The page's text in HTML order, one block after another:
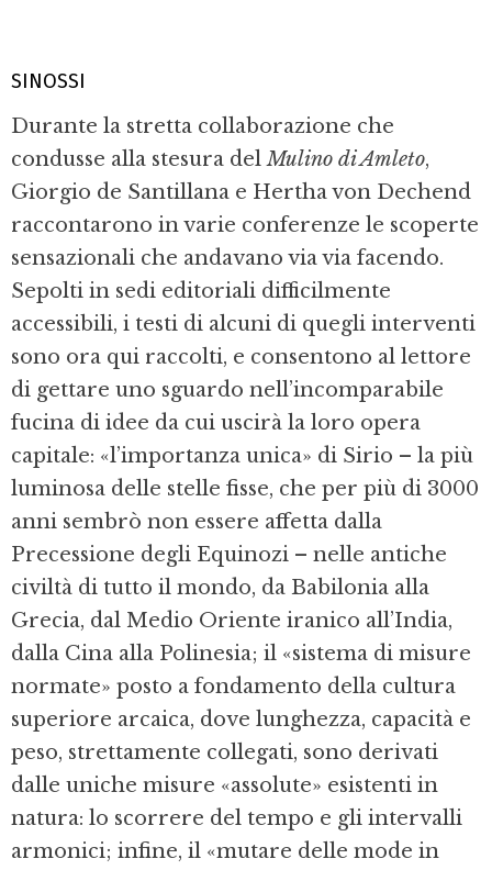
SINOSSI
Durante la stretta collaborazione che
condusse alla stesura delMulino di Amleto,
Giorgio de Santillana e Hertha von Dechend
raccontarono in varie conferenze le scoperte
sensazionali che andavano via via facendo.
Sepolti in sedi editoriali difficilmente
accessibili, i testi di alcuni di quegli interventi
sono ora qui raccolti, e consentono al lettore
di gettare uno sguardo nell’incomparabile
fucina di idee da cui uscirà la loro opera
capitale: «l’importanza unica» di Sirio – la più
luminosa delle stelle fisse, che per più di 3000
anni sembrò non essere affetta dalla
Precessione degli Equinozi – nelle antiche
civiltà di tutto il mondo, da Babilonia alla
Grecia, dal Medio Oriente iranico all’India,
dalla Cina alla Polinesia; il «sistema di misure
normate» posto a fondamento della cultura
superiore arcaica, dove lunghezza, capacità e
peso, strettamente collegati, sono derivati
dalle uniche misure «assolute» esistenti in
natura: lo scorrere del tempo e gli intervalli
armonici; infine, il «mutare delle mode in